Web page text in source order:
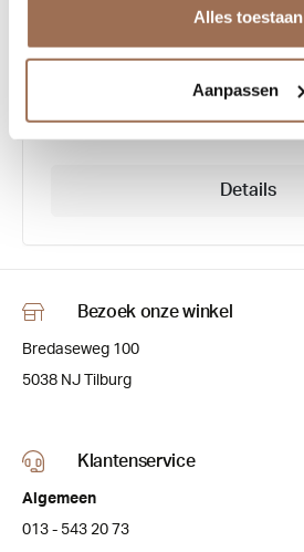
Alles toestaan
Aanpassen
Details
Bezoek onze winkel
Bredaseweg 100
5038 NJ Tilburg
Klantenservice
Algemeen
013 - 543 20 73